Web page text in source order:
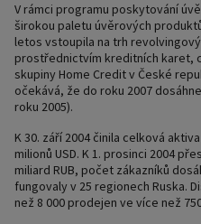
V rámci programu poskytování
širokou paletu úvěrových
letos vstoupila na trh
prostřednictvím kreditních karet,
skupiny Home Credit v České
očekává, že do roku 2007
roku 2005).
K 30. září 2004 činila celková
milionů USD. K 1. prosinci 2004
miliard RUB, počet zákazníků
fungovaly v 25 regionech Ruska.
než 8 000 prodejen ve více než